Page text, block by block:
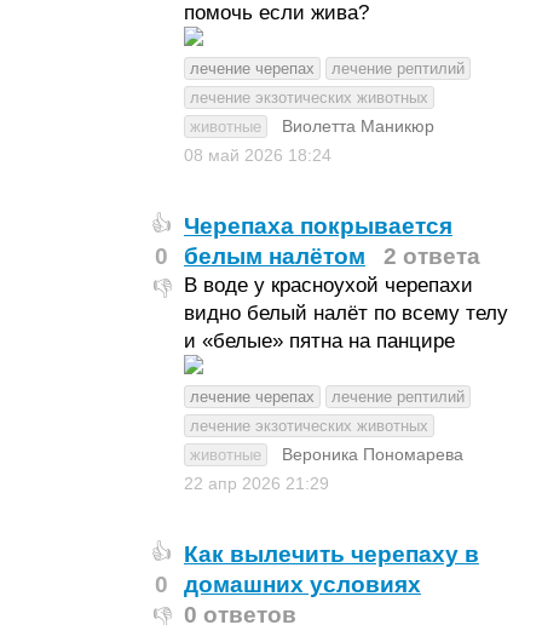
помочь если жива?
лечение черепах
лечение рептилий
лечение экзотических животных
животные
Виолетта Маникюр
08 май 2026 18:24
👍
0
👎
Черепаха покрывается
белым налётом
2 ответа
В воде у красноухой черепахи
видно белый налёт по всему телу
и «белые» пятна на панцире
лечение черепах
лечение рептилий
лечение экзотических животных
животные
Вероника Пономарева
22 апр 2026 21:29
👍
0
👎
Как вылечить черепаху в
домашних условиях
0 ответов